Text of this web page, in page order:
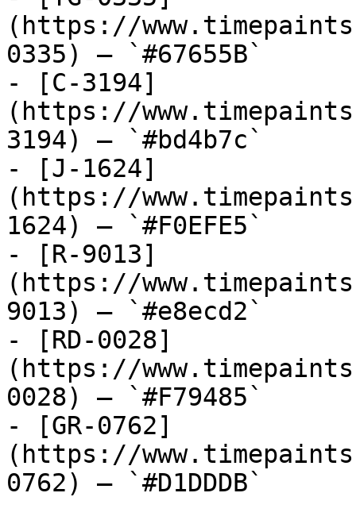
(https://
0335) — `#67655B`
- [C-3194]
(https://
3194) — `#bd4b7c`
- [J-1624]
(https://
1624) — `#F0EFE5`
- [R-9013]
(https://
9013) — `#e8ecd2`
- [RD-0028]
(https://
0028) — `#F79485`
- [GR-0762]
(https://
0762) — `#D1DDDB`